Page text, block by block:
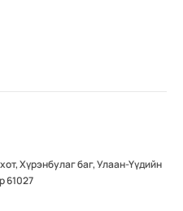
Хүрэнбулаг баг, Улаан-Үүдийн
61027